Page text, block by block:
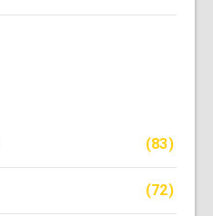
(83)
(72)